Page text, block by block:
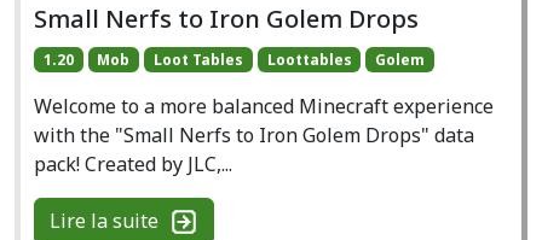
Small Nerfs to Iron Golem Drops
1.20 Mob Loot Tables Loottables Golem
Welcome to a more balanced Minecraft experience
with the "Small Nerfs to Iron Golem Drops" data
pack! Created by JLC,...
Lire la suite